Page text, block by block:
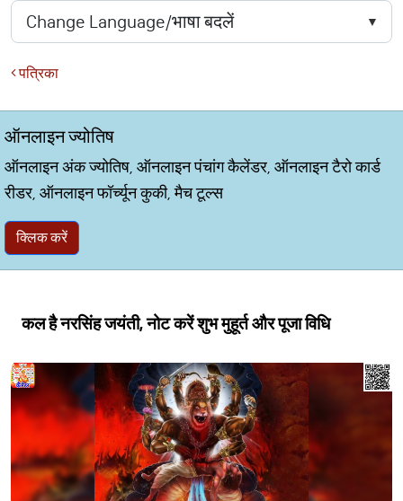
पत्रिका
ऑनलाइन ज्योतिष
ऑनलाइन अंक ज्योतिष, ऑनलाइन पंचांग कैलेंडर, ऑनलाइन टैरो कार्ड
रीडर, ऑनलाइन फॉर्च्यून कुकी, मैच टूल्स
क्लिक करें
कल है नरसिंह जयंती, नोट करें शुभ मुहूर्त और पूजा विधि